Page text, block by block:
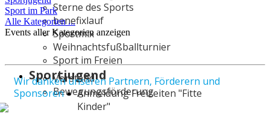
Sterne des Sports
benefixlauf
Sportmix
Weihnachtsfußballturnier
Sport im Freien
Sportjugend
Vorstand
Bewegungsförderung
Anmeldung Freizeiten "Fitte
Kinder"
Sport im Park
Alle Kategorien ...
Events aller Kategorien anzeigen
Wir danken unseren Partnern, Förderern und
Sponsoren